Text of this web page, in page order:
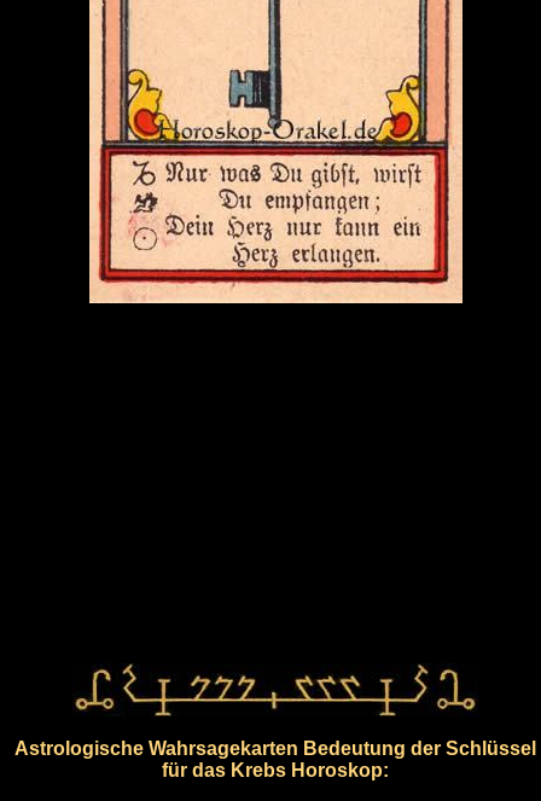
Astrologische Wahrsagekarten Bedeutung der Schlüssel
für das Krebs Horoskop: